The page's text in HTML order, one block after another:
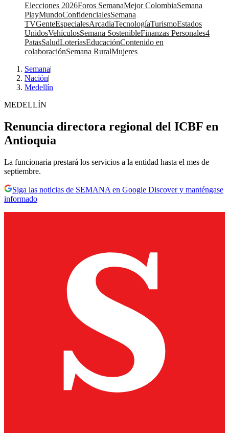
Elecciones 2026Foros SemanaMejor ColombiaSemana
PlayMundoConfidencialesSemana
TVGenteEspecialesArcadiaTecnologíaTurismoEstados
UnidosVehículosSemana SostenibleFinanzas Personales4
PatasSaludLoteríasEducaciónContenido en
colaboraciónSemana RuralMujeres
Semana|
Nación|
Medellín
MEDELLÍN
Renuncia directora regional del ICBF en
Antioquia
La funcionaria prestará los servicios a la entidad hasta el mes de
septiembre.
Siga las noticias de SEMANA en Google Discover y manténgase
informado